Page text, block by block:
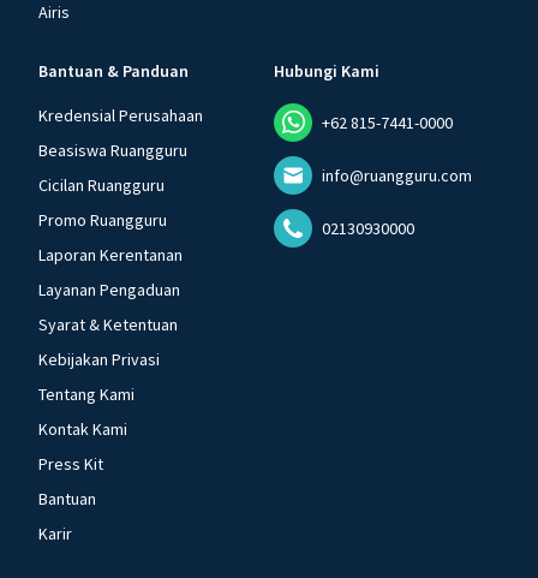
Airis
Bantuan & Panduan
Kredensial Perusahaan
Beasiswa Ruangguru
Cicilan Ruangguru
Promo Ruangguru
Laporan Kerentanan
Layanan Pengaduan
Syarat & Ketentuan
Kebijakan Privasi
Tentang Kami
Kontak Kami
Press Kit
Bantuan
Karir
Hubungi Kami
+62 815-7441-0000
info@ruangguru.com
02130930000